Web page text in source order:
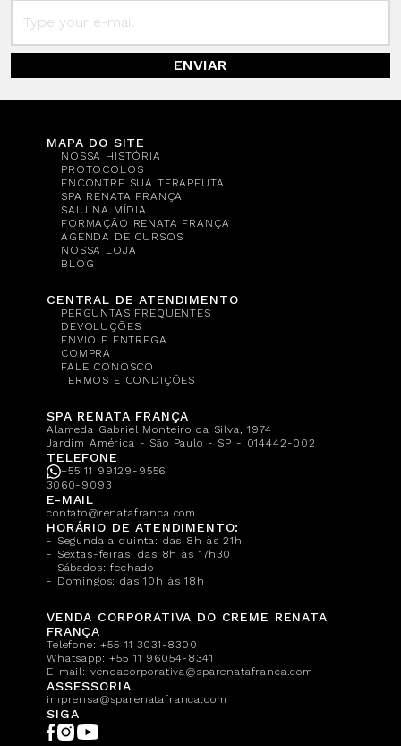
ENVIAR
MAPA DO SITE
NOSSA HISTÓRIA
PROTOCOLOS
ENCONTRE SUA TERAPEUTA
SPA RENATA FRANÇA
SAIU NA MÍDIA
FORMAÇÃO RENATA FRANÇA
AGENDA DE CURSOS
NOSSA LOJA
BLOG
CENTRAL DE ATENDIMENTO
PERGUNTAS FREQUENTES
DEVOLUÇÕES
ENVIO E ENTREGA
COMPRA
FALE CONOSCO
TERMOS E CONDIÇÕES
SPA RENATA FRANÇA
Alameda Gabriel Monteiro da Silva, 1974
Jardim América - São Paulo - SP - 014442-002
TELEFONE
+55 11 99129-9556
3060-9093
E-MAIL
contato@renatafranca.com
HORÁRIO DE ATENDIMENTO:
- Segunda a quinta: das 8h às 21h
- Sextas-feiras: das 8h às 17h30
- Sábados: fechado
- Domingos: das 10h às 18h
VENDA CORPORATIVA DO CREME RENATA
FRANÇA
Telefone:+55 11 3031-8300
Whatsapp:+55 11 96054-8341
E-mail: vendacorporativa@sparenatafranca.com
ASSESSORIA
imprensa@sparenatafranca.com
SIGA